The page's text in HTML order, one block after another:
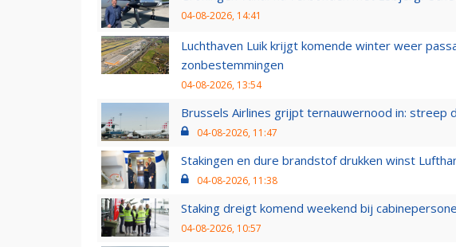
04-08-2026, 14:41
Luchthaven Luik krijgt komende winter weer
zonbestemmingen
04-08-2026, 13:54
Brussels Airlines grijpt ternauwernood in: streep
04-08-2026, 11:47
Stakingen en dure brandstof drukken winst
04-08-2026, 11:38
Staking dreigt komend weekend bij
04-08-2026, 10:57